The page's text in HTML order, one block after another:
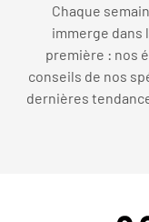
Chaque
immerge dans
première : nos
conseils de nos
dernières